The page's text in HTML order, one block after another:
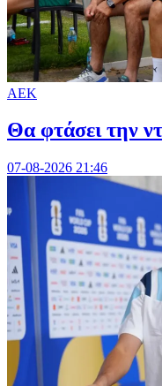
ΑΕΚ
Θα φτάσει την
07-08-2026 21:46